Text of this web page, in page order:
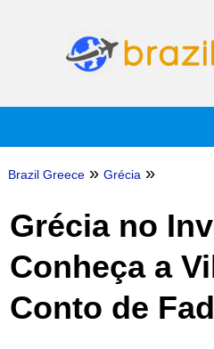
Brazil Greece » Grécia »
Grécia no
Conheça a
Conto de